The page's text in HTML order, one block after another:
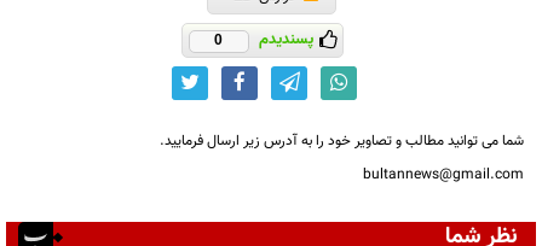
پسندیدم 0
شما می توانید مطالب و تصاویر خود را به آدرس زیر ارسال فرمایید.
bultannews@gmail.com
نظر شما